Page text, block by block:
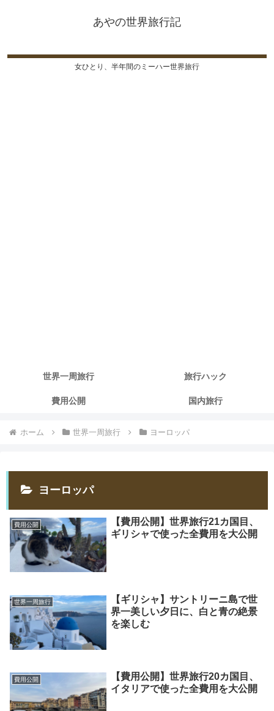
あやの世界旅行記
女ひとり、半年間のミーハー世界旅行
世界一周旅行 旅行ハック
費用公開 国内旅行
ホーム 世界一周旅行 ヨーロッパ
ヨーロッパ
費用公開
【費用公開】世界旅行21カ国目、
ギリシャで使った全費用を大公開
世界一周旅行
【ギリシャ】サントリーニ島で世
界一美しい夕日に、白と青の絶景
を楽しむ
費用公開
【費用公開】世界旅行20カ国目、
イタリアで使った全費用を大公開